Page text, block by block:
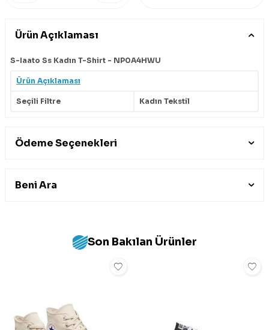
Ürün Açıklaması
S-Iaato Ss Kadın T-Shirt - NP0A4HWU
Ürün Açıklaması
Seçili Filtre Kadın Tekstil
Ödeme Seçenekleri
Beni Ara
Son Bakılan Ürünler